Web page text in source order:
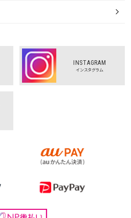
INSTAGRAM
インスタグラム